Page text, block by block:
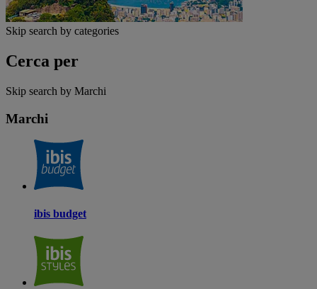
Skip search by categories
Cerca per
Skip search by Marchi
Marchi
ibis budget